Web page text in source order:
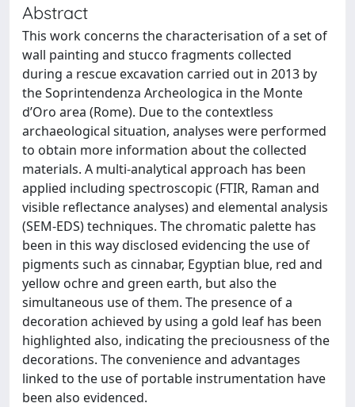
Abstract
This work concerns the characterisation of a set of
wall painting and stucco fragments collected
during a rescue excavation carried out in 2013 by
the Soprintendenza Archeologica in the Monte
d’Oro area (Rome). Due to the contextless
archaeological situation, analyses were performed
to obtain more information about the collected
materials. A multi-analytical approach has been
applied including spectroscopic (FTIR, Raman and
visible reflectance analyses) and elemental analysis
(SEM-EDS) techniques. The chromatic palette has
been in this way disclosed evidencing the use of
pigments such as cinnabar, Egyptian blue, red and
yellow ochre and green earth, but also the
simultaneous use of them. The presence of a
decoration achieved by using a gold leaf has been
highlighted also, indicating the preciousness of the
decorations. The convenience and advantages
linked to the use of portable instrumentation have
been also evidenced.